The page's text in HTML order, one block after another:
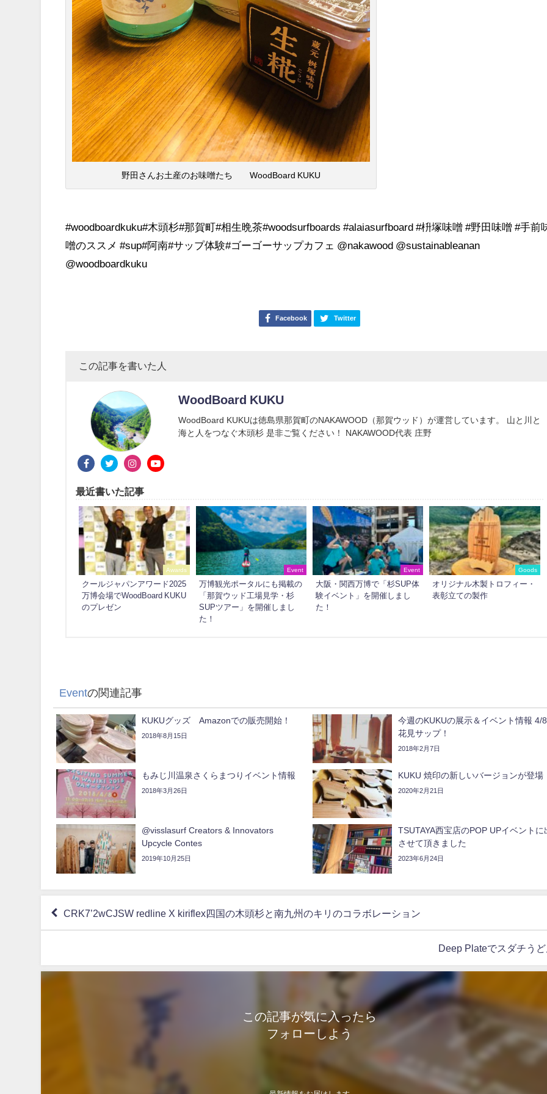
野田さんお土産のお味噌たち WoodBoard KUKU
#woodboardkuku#木頭杉#那賀町#相生晩茶#woodsurfboards #alaiasurfboard #枡塚味噌 #野田味噌 #手前
噌のススメ #sup#阿南#サップ体験#ゴーゴーサップカフェ @nakawood @sustainableanan
@woodboardkuku
Facebook Twitter
この記事を書いた人
WoodBoard KUKU
WoodBoard KUKUは徳島県那賀町のNAKAWOOD（那賀ウッド）が運営しています。 山と川と
海と人をつなぐ木頭杉 是非ご覧ください！ NAKAWOOD代表 庄野
最近書いた記事
Awards
クールジャパンアワード2025
万博会場でWoodBoard KUKU
のプレゼン
Event
万博観光ポータルにも掲載の
「那賀ウッド工場見学・杉
SUPツアー」を開催しまし
た！
Event
大阪・関西万博で「杉SUP体
験イベント」を開催しまし
た！
Goods
オリジナル木製トロフィー・
表彰立ての製作
Eventの関連記事
KUKUグッズ Amazonでの販売開始！
2018年8月15日
今週のKUKUの展示＆イベント情報 4/
花見サップ！
2018年2月7日
もみじ川温泉さくらまつりイベント情報
2018年3月26日
KUKU 焼印の新しいバージョンが登場
2020年2月21日
@visslasurf Creators & Innovators
Upcycle Contes
2019年10月25日
TSUTAYA西宝店のPOP UPイベントに
させて頂きました
2023年6月24日
CRK7’2wCJSW redline X kiriflex四国の木頭杉と南九州のキリのコラボレーション
Deep Plateでスダチう
この記事が気に入ったら
フォローしよう